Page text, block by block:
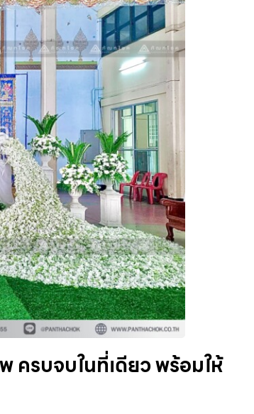
ครบจบในที่เดียว พร้อมให้